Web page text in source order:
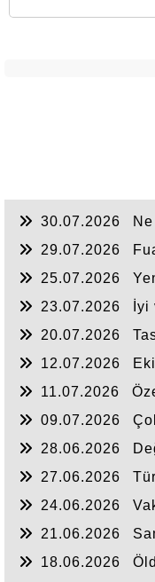
30.07.2026
29.07.2026
25.07.2026
23.07.2026
İyi
20.07.2026
12.07.2026
11.07.2026
09.07.2026
28.06.2026
27.06.2026
24.06.2026
21.06.2026
18.06.2026